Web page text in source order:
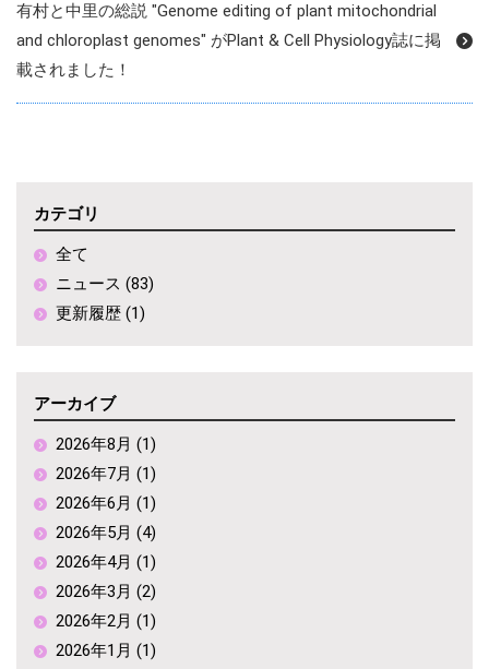
有村と中里の総説 "Genome editing of plant mitochondrial
and chloroplast genomes" がPlant & Cell Physiology誌に掲
載されました！
カテゴリ
全て
ニュース (83)
更新履歴 (1)
アーカイブ
2026年8月 (1)
2026年7月 (1)
2026年6月 (1)
2026年5月 (4)
2026年4月 (1)
2026年3月 (2)
2026年2月 (1)
2026年1月 (1)